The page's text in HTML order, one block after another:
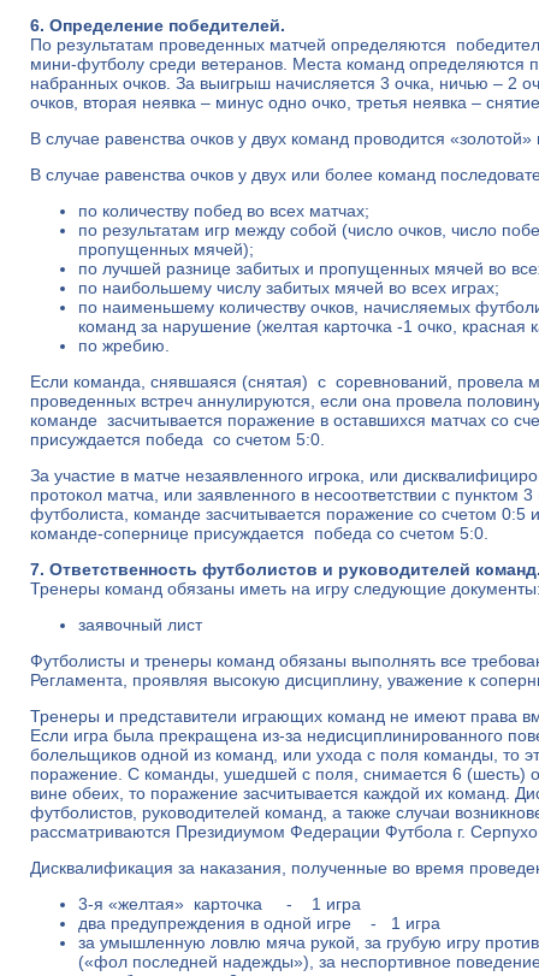
6. Определение победителей.
По результатам проведенных матчей определяются
мини-футболу среди ветеранов. Места команд определяются
набранных очков. За выигрыш начисляется 3 очка, ничью – 2
очков, вторая неявка – минус одно очко, третья неявка –
В случае равенства очков у двух команд проводится «золотой»
В случае равенства очков у двух или более команд
по количеству побед во всех матчах;
по результатам игр между собой (число очков, число
пропущенных мячей);
по лучшей разнице забитых и пропущенных мячей во
по наибольшему числу забитых мячей во всех играх;
по наименьшему количеству очков, начисляемых
команд за нарушение (желтая карточка -1 очко, красная
по жребию.
Если команда, снявшаяся (снятая) с соревнований, провела
проведенных встреч аннулируются, если она провела
команде засчитывается поражение в оставшихся матчах со
присуждается победа со счетом 5:0.
За участие в матче незаявленного игрока, или
протокол матча, или заявленного в несоответствии с пунктом
футболиста, команде засчитывается поражение со счетом 0:5
команде-сопернице присуждается победа со счетом 5:0.
7. Ответственность футболистов и руководителей
Тренеры команд обязаны иметь на игру следующие
заявочный лист
Футболисты и тренеры команд обязаны выполнять все
Регламента, проявляя высокую дисциплину, уважение к
Тренеры и представители играющих команд не имеют права
Если игра была прекращена из-за недисциплинированного
болельщиков одной из команд, или ухода с поля команды, то
поражение. С команды, ушедшей с поля, снимается 6 (шесть)
вине обеих, то поражение засчитывается каждой их команд.
футболистов, руководителей команд, а также случаи
рассматриваются Президиумом Федерации Футбола г.
Дисквалификация за наказания, полученные во время
3-я «желтая» карточка - 1 игра
два предупреждения в одной игре - 1 игра
за умышленную ловлю мяча рукой, за грубую игру
(«фол последней надежды»), за неспортивное